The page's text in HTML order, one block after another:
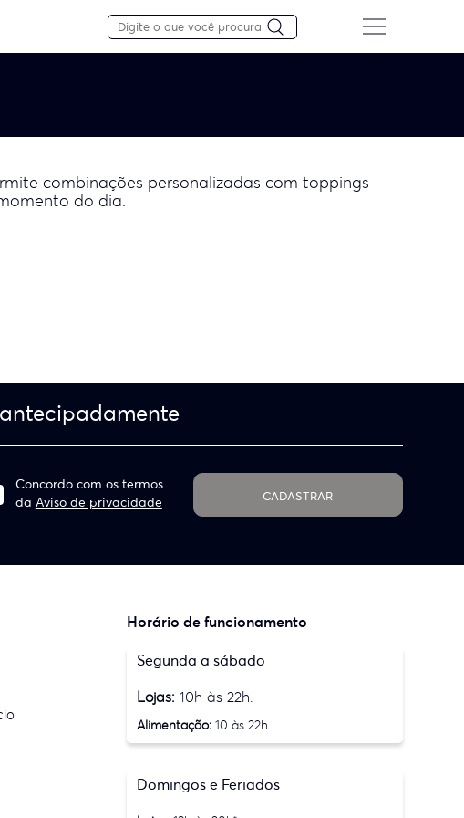
combinações personalizadas com toppings
do dia.
Concordo com os termos
da Aviso de privacidade CADASTRAR
Horário de funcionamento
Segunda a sábado
Lojas:10h às 22h.
Alimentação: 10 às 22h
Domingos e Feriados